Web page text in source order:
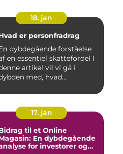
18. jan
er personfradrag
dybdegående forståelse
en essentiel skattefordel I
artikel vil vi gå i
med, hvad...
17. jan
til et Online
En dybdegående
for investorer og